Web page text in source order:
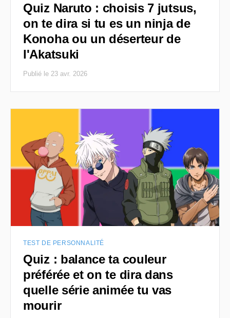
Quiz Naruto : choisis 7 jutsus,
on te dira si tu es un ninja de
Konoha ou un déserteur de
l'Akatsuki
Publié le 23 avr. 2026
TEST DE PERSONNALITÉ
Quiz : balance ta couleur
préférée et on te dira dans
quelle série animée tu vas
mourir